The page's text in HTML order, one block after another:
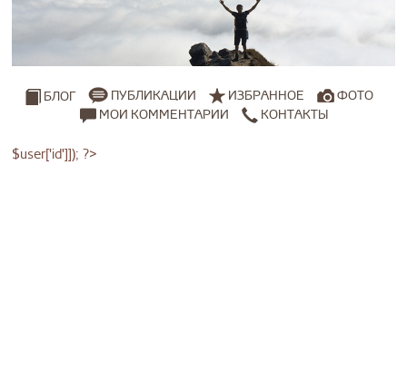
БЛОГ ПУБЛИКАЦИИ ИЗБРАННОЕ
ФОТО
МОИ КОММЕНТАРИИ
КОНТАКТЫ
$user['id']]); ?>